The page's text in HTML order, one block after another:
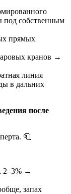
под собственным
прямых
кранов →
линия
в дальних
после
🧻
2–3% →
запах